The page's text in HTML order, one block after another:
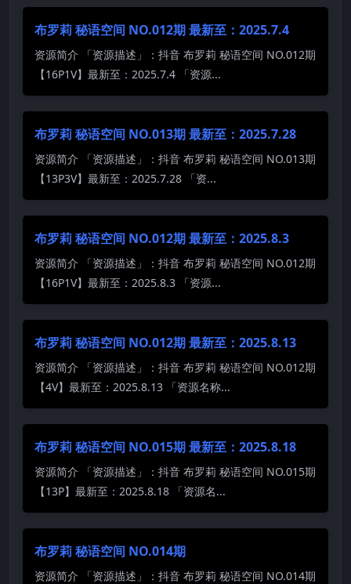
布罗莉 秘语空间 NO.012期 最新至：2025.7.4
资源简介 「资源描述」：抖音 布罗莉 秘语空间 NO.012期
【16P1V】最新至：2025.7.4 「资源...
布罗莉 秘语空间 NO.013期 最新至：2025.7.28
资源简介 「资源描述」：抖音 布罗莉 秘语空间 NO.013期
【13P3V】最新至：2025.7.28 「资...
布罗莉 秘语空间 NO.012期 最新至：2025.8.3
资源简介 「资源描述」：抖音 布罗莉 秘语空间 NO.012期
【16P1V】最新至：2025.8.3 「资源...
布罗莉 秘语空间 NO.012期 最新至：2025.8.13
资源简介 「资源描述」：抖音 布罗莉 秘语空间 NO.012期
【4V】最新至：2025.8.13 「资源名称...
布罗莉 秘语空间 NO.015期 最新至：2025.8.18
资源简介 「资源描述」：抖音 布罗莉 秘语空间 NO.015期
【13P】最新至：2025.8.18 「资源名...
布罗莉 秘语空间 NO.014期
资源简介 「资源描述」：抖音 布罗莉 秘语空间 NO.014期